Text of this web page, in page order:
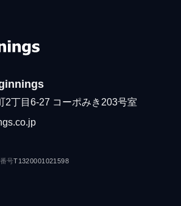
2丁目6-27 コーポみき203号室
号T1320001021598